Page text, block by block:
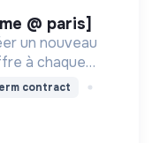
@ paris]
un nouveau
à chaque
et qui
scolaires.
contract